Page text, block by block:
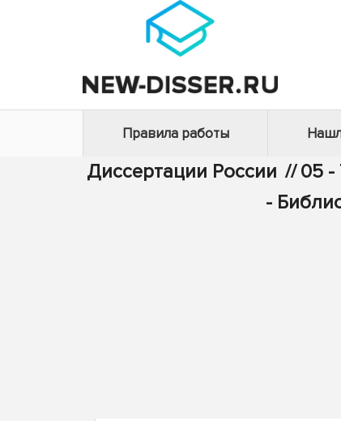
Правила работы
Диссертации России // 05 -
-